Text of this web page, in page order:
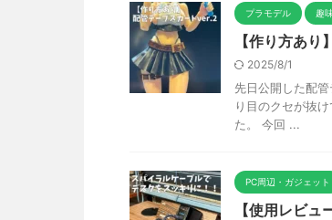
プラモデル 趣
【作り方あ
2025/8/1
先日公開した配
り目のクセが抜
た。 今回 ...
PC周辺・ガジェット
【使用レビ